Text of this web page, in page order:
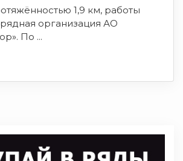
1,9 км, работы
организация АО
По ...